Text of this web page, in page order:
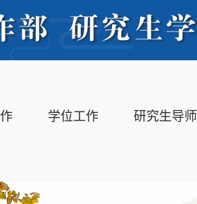
学位工作 研究生导师